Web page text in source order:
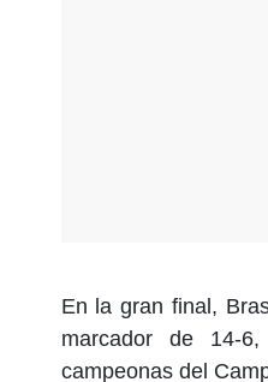
En la gran final,
marcador de 14-
campeonas del